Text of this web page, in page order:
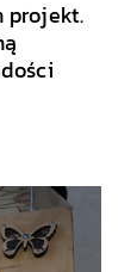
projekt.